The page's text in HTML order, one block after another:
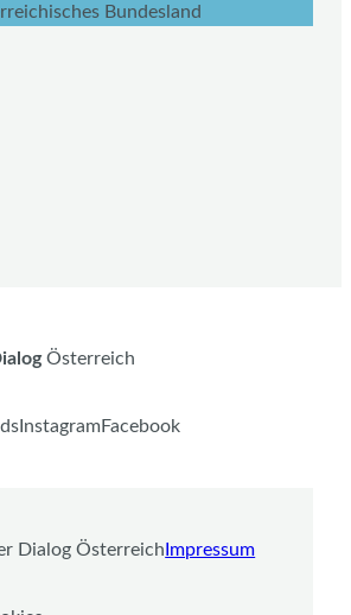
Bundesland
Österreich
Instagram Facebook
Dialog Österreich Impressum